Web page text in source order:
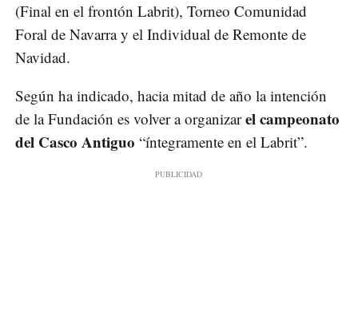
(Final en el frontón Labrit), Torneo Comunidad
Foral de Navarra y el Individual de Remonte de
Navidad.
Según ha indicado, hacia mitad de año la intención
de la Fundación es volver a organizarel campeonato
del Casco Antiguo “íntegramente en el Labrit”.